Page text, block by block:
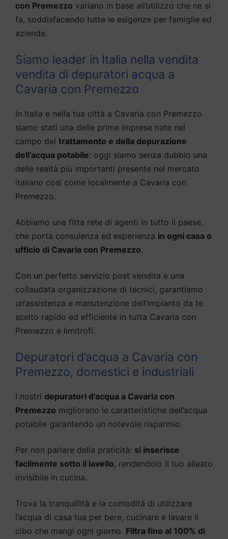
con Premezzo variano in base all’utilizzo che ne si
fa, soddisfacendo tutte le esigenze per famiglie ed
aziende.
Siamo leader in Italia nella vendita
vendita di depuratori acqua a
Cavaria con Premezzo
In Italia e nella tua città a Cavaria con Premezzo
siamo stati una delle prime imprese nate nel
campo del trattamento e della depurazione
dell’acqua potabile: oggi siamo senza dubbio una
delle realtà più importanti presente nel mercato
italiano così come localmente a Cavaria con
Premezzo.
Abbiamo una fitta rete di agenti in tutto il paese,
che porta consulenza ed esperienza in ogni casa o
ufficio di Cavaria con Premezzo.
Con un perfetto servizio post vendita e una
collaudata organizzazione di tecnici, garantiamo
un’assistenza e manutenzione dell’impianto da te
scelto rapido ed efficiente in tutta Cavaria con
Premezzo e limitrofi.
Depuratori d’acqua a Cavaria con
Premezzo, domestici e industriali
I nostri depuratori d’acqua a Cavaria con
Premezzo migliorano le caratteristiche dell’acqua
potabile garantendo un notevole risparmio.
Per non parlare della praticità: si inserisce
facilmente sotto il lavello, rendendolo il tuo alleato
invisibile in cucina.
Trova la tranquillità e la comodità di utilizzare
l’acqua di casa tua per bere, cucinare e lavare il
cibo che mangi ogni giorno. Filtra fino al 100% di